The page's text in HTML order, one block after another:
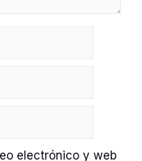
electrónico y web